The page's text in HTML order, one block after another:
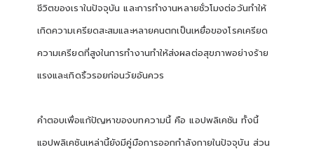
ชีวิตของเราในปัจจุบัน และการทำงานหลายชั่วโมงต่อวันทำให้
เกิดความเครียดสะสมและหลายคนตกเป็นเหยื่อของโรคเครียด
ความเครียดที่สูงในการทำงานทำให้ส่งผลต่อสุขภาพอย่างร้าย
แรงและเกิดริ้วรอยก่อนวัยอันควร
คำตอบเพื่อแก้ปัญหาของบทความนี้ คือ แอปพลิเคชัน ทั้งนี้
แอปพลิเคชันเหล่านี้ยังมีคู่มือการออกกำลังกายในปัจจุบัน ส่วน